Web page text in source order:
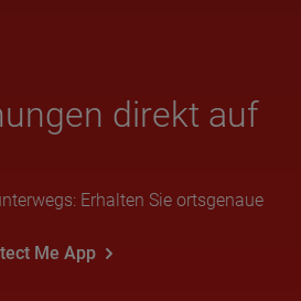
direkt auf
Erhalten Sie ortsgenaue
Me App